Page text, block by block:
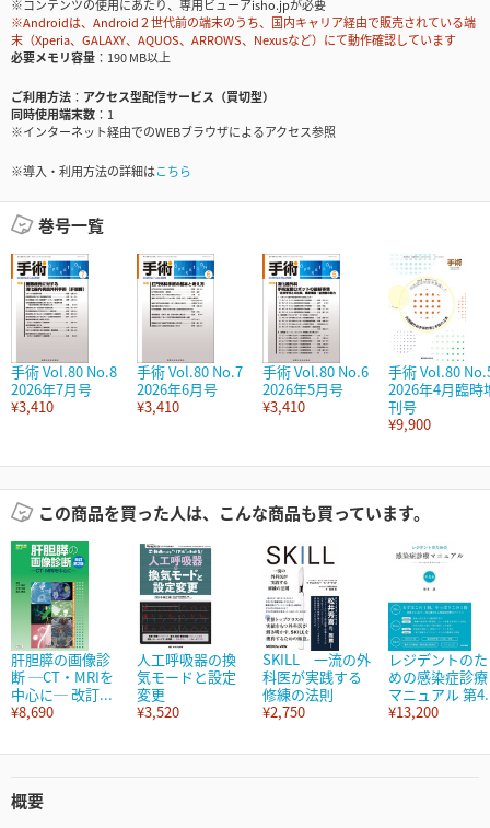
※コンテンツの使用にあたり、専用ビューアisho.jpが必要
※Androidは、Android２世代前の端末のうち、国内キャリア経由で販売されている端
末（Xperia、GALAXY、AQUOS、ARROWS、Nexusなど）にて動作確認しています
必要メモリ容量
190 MB以上
ご利用方法
アクセス型配信サービス（買切型）
同時使用端末数
1
※インターネット経由でのWEBブラウザによるアクセス参照
※導入・利用方法の詳細はこちら
巻号一覧
手術 Vol.80 No.8
2026年7月号
¥3,410
手術 Vol.80 No.7
2026年6月号
¥3,410
手術 Vol.80 No.6
2026年5月号
¥3,410
手術 Vol.80
2026年4月臨時
刊号
¥9,900
この商品を買った人は、こんな商品も買っています。
肝胆膵の画像診
断 ─CT・MRIを
中心に─ 改訂...
¥8,690
人工呼吸器の換
気モードと設定
変更
¥3,520
SKILL 一流の外
科医が実践する
修練の法則
¥2,750
レジデントのた
めの感染症診療
マニュアル 第
¥13,200
概要